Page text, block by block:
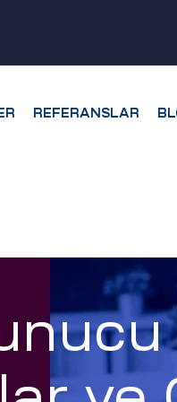
REFERANSLAR